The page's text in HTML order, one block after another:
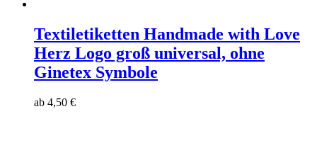
Textiletiketten Handmade with Love
Herz Logo groß universal, ohne
Ginetex Symbole
ab 4,50 €